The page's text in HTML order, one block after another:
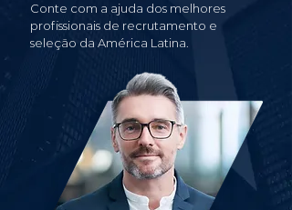
Conte com a ajuda dos melhores
profissionais de recrutamento e
seleção da América Latina.